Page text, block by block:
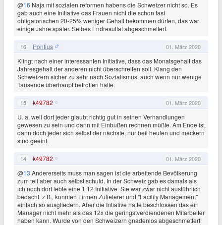
@16 Naja mit sozialen reformen habens die Schweizer nicht so. Es
gab auch eine Initiative das Frauen nicht die schon fast
obligatorischen 20-25% weniger Gehalt bekommen dürfen, das war
einige Jahre später. Selbes Endresultat abgeschmettert.
16 Pontius 01. März 2020
Klingt nach einer interessanten Initiative, dass das Monatsgehalt das
Jahresgehalt der anderen nicht überschreiten soll. Klang den
Schweizern sicher zu sehr nach Sozialismus, auch wenn nur wenige
Tausende überhaupt betroffen hätte.
15 k49782 01. März 2020
U. a. weil dort jeder glaubt richtig gut in seinen Verhandlungen
gewesen zu sein und dann mit Einbußen rechnen müßte. Am Ende ist
dann doch jeder sich selbst der nächste, nur beil heulen und meckern
sind geeint.
14 k49782 01. März 2020
@13 Andererseits muss man sagen ist die arbeitende Bevölkerung
zum teil aber auch selbst schuld. In der Schweiz gab es damals als
ich noch dort lebte eine 1:12 Initiative. Sie war zwar nicht ausführlich
bedacht, z.B., konnten Firmen Zulieferer und "Facility Management"
einfach so ausgliedern. Aber die Intiative hätte beschlossen das ein
Manager nicht mehr als das 12x die geringstverdiendenen Mitarbeiter
haben kann. Wurde von den Schweizern gnadenlos abgeschmettert!